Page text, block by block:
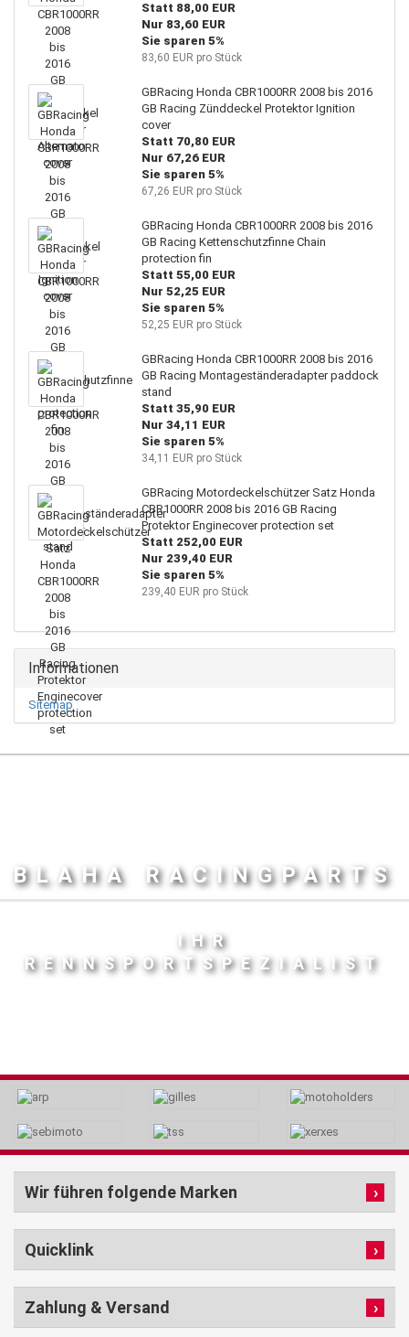
Statt 88,00 EUR
Nur 83,60 EUR
Sie sparen 5%
83,60 EUR pro Stück
GBRacing Honda CBR1000RR 2008 bis 2016
GB Racing Zünddeckel Protektor Ignition
cover
Statt 70,80 EUR
Nur 67,26 EUR
Sie sparen 5%
67,26 EUR pro Stück
GBRacing Honda CBR1000RR 2008 bis 2016
GB Racing Kettenschutzfinne Chain
protection fin
Statt 55,00 EUR
Nur 52,25 EUR
Sie sparen 5%
52,25 EUR pro Stück
GBRacing Honda CBR1000RR 2008 bis 2016
GB Racing Montageständeradapter paddock
stand
Statt 35,90 EUR
Nur 34,11 EUR
Sie sparen 5%
34,11 EUR pro Stück
GBRacing Motordeckelschützer Satz Honda
CBR1000RR 2008 bis 2016 GB Racing
Protektor Enginecover protection set
Statt 252,00 EUR
Nur 239,40 EUR
Sie sparen 5%
239,40 EUR pro Stück
Informationen
Sitemap
BLAHA RACINGPARTS
IHR
RENNSPORTSPEZIALIST
Wir führen folgende Marken
Quicklink
Zahlung & Versand